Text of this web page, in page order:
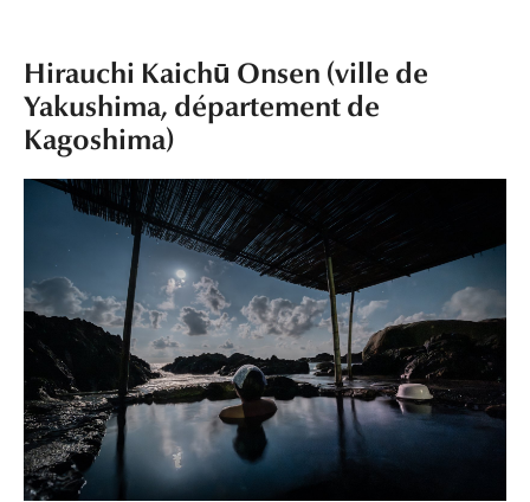
Hirauchi Kaichū Onsen (ville de
Yakushima, département de
Kagoshima)